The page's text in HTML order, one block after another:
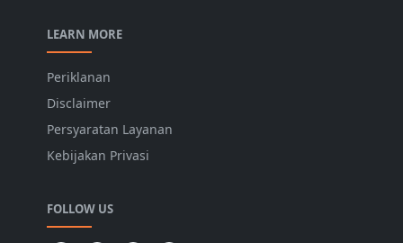
LEARN MORE
Periklanan
Disclaimer
Persyaratan Layanan
Kebijakan Privasi
FOLLOW US